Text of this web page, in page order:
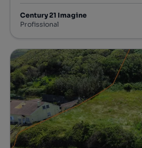
Century 21 Imagine
Profissional